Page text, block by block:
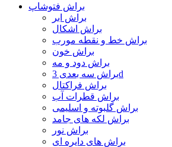
براش فتوشاپ
براش ابر
براش اشکال
براش خط و نقطه مورب
براش خون
براش دود و مه
براش سه بعدی 3d
براش فراکتال
براش قطرات آب
براش گلبوته و اسلیمی
براش لکه های جامد
براش نور
براش های دایره ای